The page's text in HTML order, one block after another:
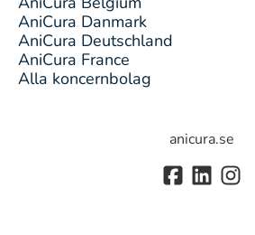
AniCura Danmark
AniCura Deutschland
AniCura France
Alla koncernbolag
anicura.se